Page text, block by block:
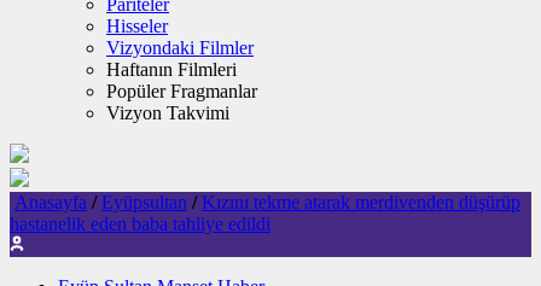
Pariteler
Hisseler
Vizyondaki Filmler
Haftanın Filmleri
Popüler Fragmanlar
Vizyon Takvimi
Anasayfa / Eyüpsultan / Kızını tekme atarak merdivenden düşürüp
hastanelik eden baba tahliye edildi